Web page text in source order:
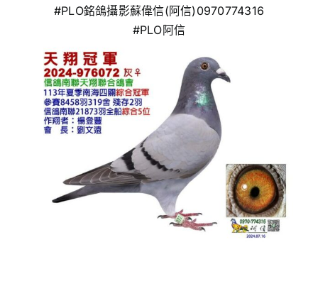
#PLO銘鴿攝影蘇偉信(阿信)0970774316
#PLO阿信